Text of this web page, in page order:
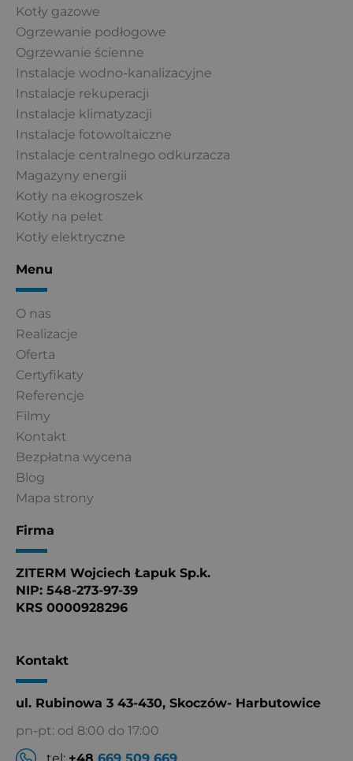
Kotły gazowe
Ogrzewanie podłogowe
Ogrzewanie ścienne
Instalacje wodno-kanalizacyjne
Instalacje rekuperacji
Instalacje klimatyzacji
Instalacje fotowoltaiczne
Instalacje centralnego odkurzacza
Magazyny energii
Kotły na ekogroszek
Kotły na pelet
Kotły elektryczne
Menu
O nas
Realizacje
Oferta
Certyfikaty
Referencje
Filmy
Kontakt
Bezpłatna wycena
Blog
Mapa strony
Firma
ZITERM Wojciech Łapuk Sp.k.
NIP: 548-273-97-39
KRS 0000928296
Kontakt
ul. Rubinowa 3 43-430, Skoczów- Harbutowice
pn-pt: od 8:00 do 17:00
tel: +48 669 509 669